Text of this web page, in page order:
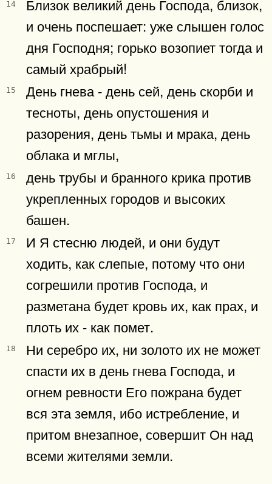
14
Близок великий день Господа, близок,
и очень поспешает: уже слышен голос
дня Господня; горько возопиет тогда и
самый храбрый!
15
День гнева - день сей, день скорби и
тесноты, день опустошения и
разорения, день тьмы и мрака, день
облака и мглы,
16
день трубы и бранного крика против
укрепленных городов и высоких
башен.
17
И Я стесню людей, и они будут
ходить, как слепые, потому что они
согрешили против Господа, и
разметана будет кровь их, как прах, и
плоть их - как помет.
18
Ни серебро их, ни золото их не может
спасти их в день гнева Господа, и
огнем ревности Его пожрана будет
вся эта земля, ибо истребление, и
притом внезапное, совершит Он над
всеми жителями земли.